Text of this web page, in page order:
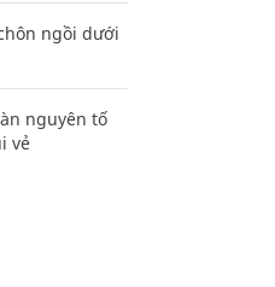
ngồi dưới
nguyên tố
vẻ